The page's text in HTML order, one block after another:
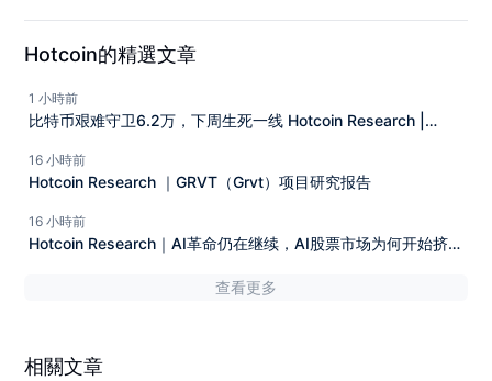
Hotcoin的精選文章
1 小時前
比特币艰难守卫6.2万，下周生死一线 Hotcoin Research |
16 小時前
Hotcoin Research ｜GRVT（Grvt）项目研究报告
16 小時前
Hotcoin Research｜AI革命仍在继续，AI股票市场为何开始挤泡
查看更多
相關文章